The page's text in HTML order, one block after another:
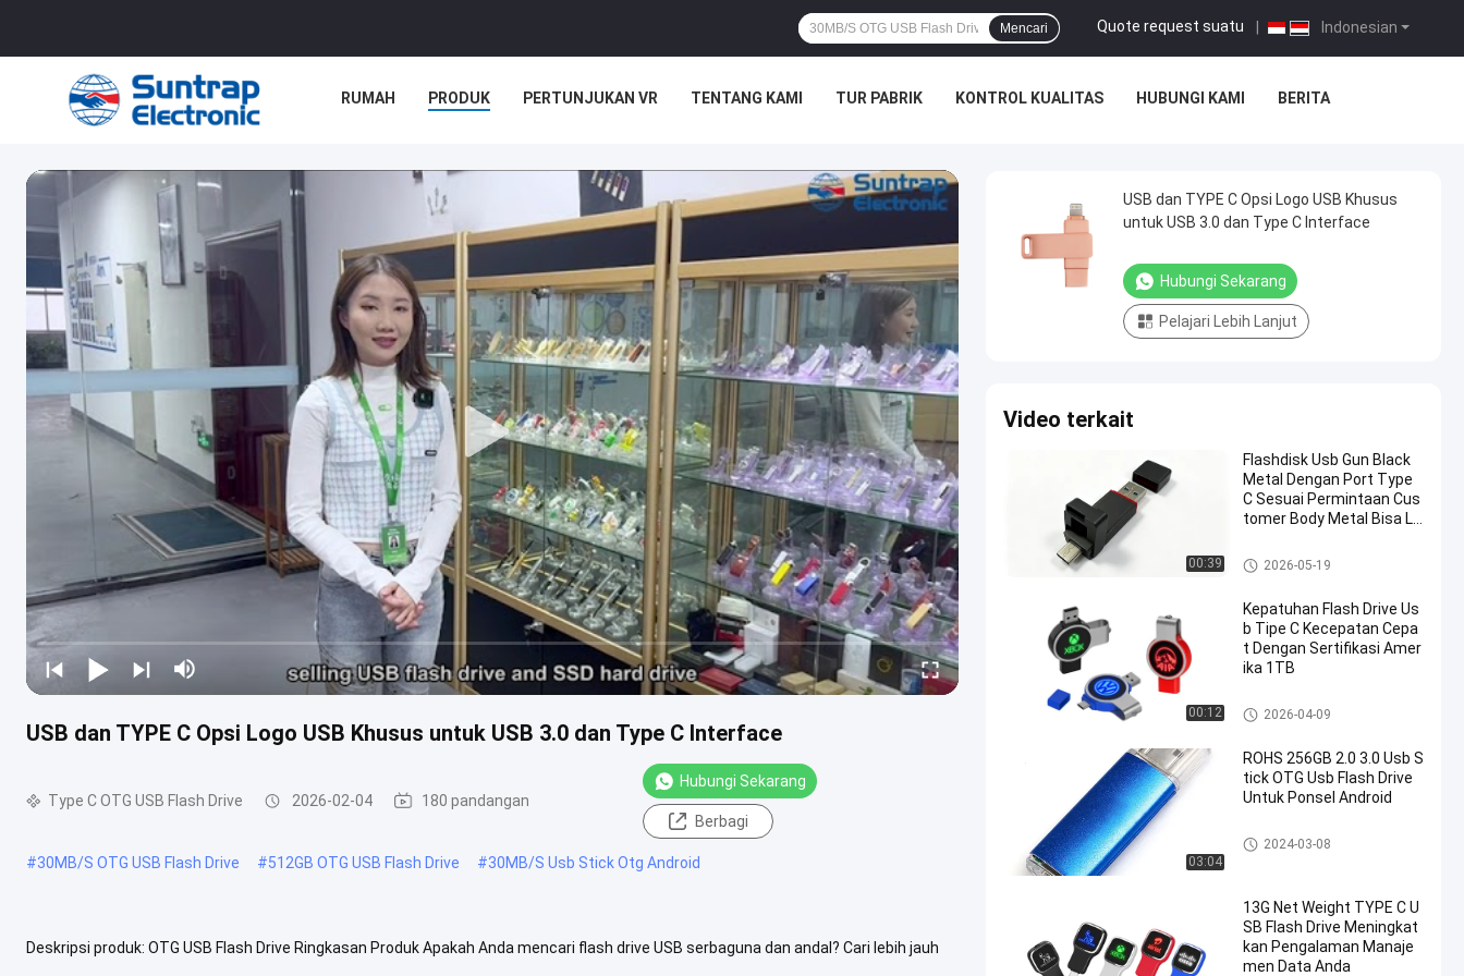
Indonesian
Quote request suatu
Mencari
RUMAH PRODUK PERTUNJUKAN VR TENTANG KAMI TUR PABRIK KONTROL KUALITAS HUBUNGI KAMI BERITA
USB dan TYPE C Opsi Logo USB Khusus untuk USB 3.0 dan Type C Interface
Type C OTG USB Flash Drive 2026-02-04 180 pandangan
Hubungi Sekarang
Berbagi
#30MB/S OTG USB Flash Drive #512GB OTG USB Flash Drive #30MB/S Usb Stick Otg Android
Deskripsi produk: OTG USB Flash Drive Ringkasan Produk Apakah Anda mencari flash drive USB serbaguna dan andal? Cari lebih jauh
USB dan TYPE C Opsi Logo USB Khusus
untuk USB 3.0 dan Type C Interface
Hubungi Sekarang
Pelajari Lebih Lanjut
Video terkait
00:39
Flashdisk Usb Gun Black
Metal Dengan Port Type
C Sesuai Permintaan Cus
tomer Body Metal Bisa Lo
Type C OTG USB Flash Drive
2026-05-19
00:12
Kepatuhan Flash Drive Us
b Tipe C Kecepatan Cepa
t Dengan Sertifikasi Amer
ika 1TB
Type C OTG USB Flash Drive
2026-04-09
03:04
ROHS 256GB 2.0 3.0 Usb S
tick OTG Usb Flash Drive
Untuk Ponsel Android
Type C OTG USB Flash Drive
2024-03-08
13G Net Weight TYPE C U
SB Flash Drive Meningkat
kan Pengalaman Manaje
men Data Anda